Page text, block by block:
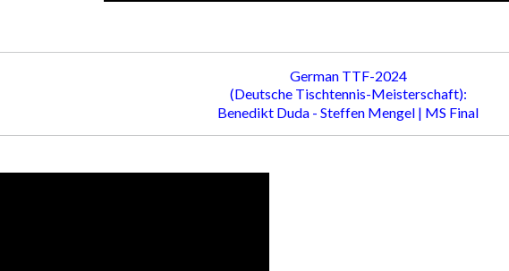
German TTF-2024
(Deutsche Tischtennis-Meisterschaft):
Benedikt Duda - Steffen Mengel | MS Final